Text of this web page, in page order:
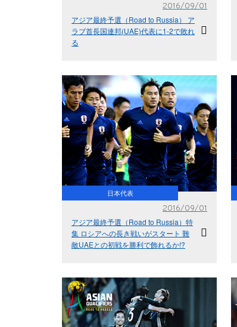
2016/09/01
アジア最終予選（Road to Russia） ア
ラブ首長国連邦(UAE)代表に1-2で敗れ
る
日本代表
2016/09/01
アジア最終予選（Road to Russia）特
集 ロシアへの長き戦いがスタート 難
敵UAEとの初戦を勝利で飾れるか!?